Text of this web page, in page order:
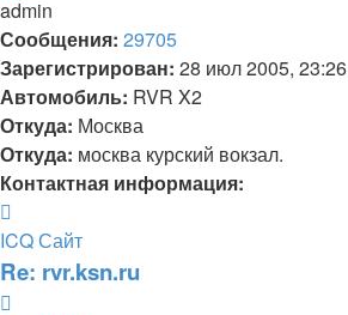
admin
Сообщения: 29705
Зарегистрирован: 28 июл 2005, 23:26
Автомобиль: RVR X2
Откуда: Москва
Откуда: москва курский вокзал.
Контактная информация:
информация
пользователя
ICQСайт
Re: rvr.ksn.ru